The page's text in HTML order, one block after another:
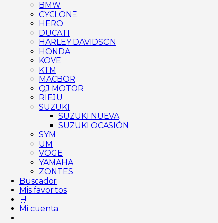
BMW
CYCLONE
HERO
DUCATI
HARLEY DAVIDSON
HONDA
KOVE
KTM
MACBOR
QJ MOTOR
RIEJU
SUZUKI
SUZUKI NUEVA
SUZUKI OCASIÓN
SYM
UM
VOGE
YAMAHA
ZONTES
Buscador
Mis favoritos
🛒
Mi cuenta